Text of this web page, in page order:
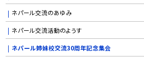
ネパール交流のあゆみ
ネパール交流活動のようす
ネパール姉妹校交流30周年記念集会